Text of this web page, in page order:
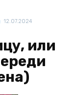
12.07.2024
или